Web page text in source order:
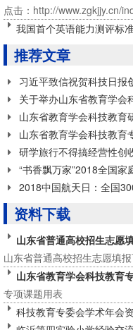
点击：http://www.zgkjjy.cn/
我国首个英语能力测评标
推荐文章
习近平致信祝贺科技日报
关于举办山东省教育学会
山东省教育学会科技教育
山东省教育学会科技教育
研学旅行不得搞经营性
“书香飘万家”2018全国家
2018中国航天日：全国
资料下载
山东省普通高校招生志愿
山东省普通高校招生志愿填
山东省教育学会科技教育
专项课题用表
科技教育专委会学术年会